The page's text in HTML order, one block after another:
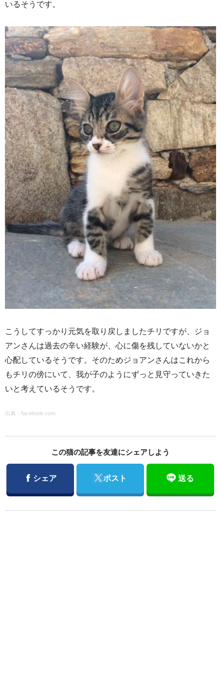
いるそうです。
こうしてすっかり元気を取り戻しましたチリですが、ジョ
アンさんは過去の辛い経験が、心に傷を残していないかと
心配しているそうです。そのためジョアンさんはこれから
もチリの傍にいて、我が子のようにずっと見守っていきた
いと考えているそうです。
出典： facebook.com
この猫の記事を友達にシェアしよう
Facebook
シェア Twitter
ポスト 送る